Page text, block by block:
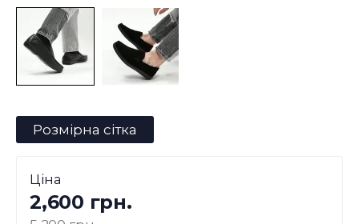
Розмірна сітка
Ціна
2,600 грн.